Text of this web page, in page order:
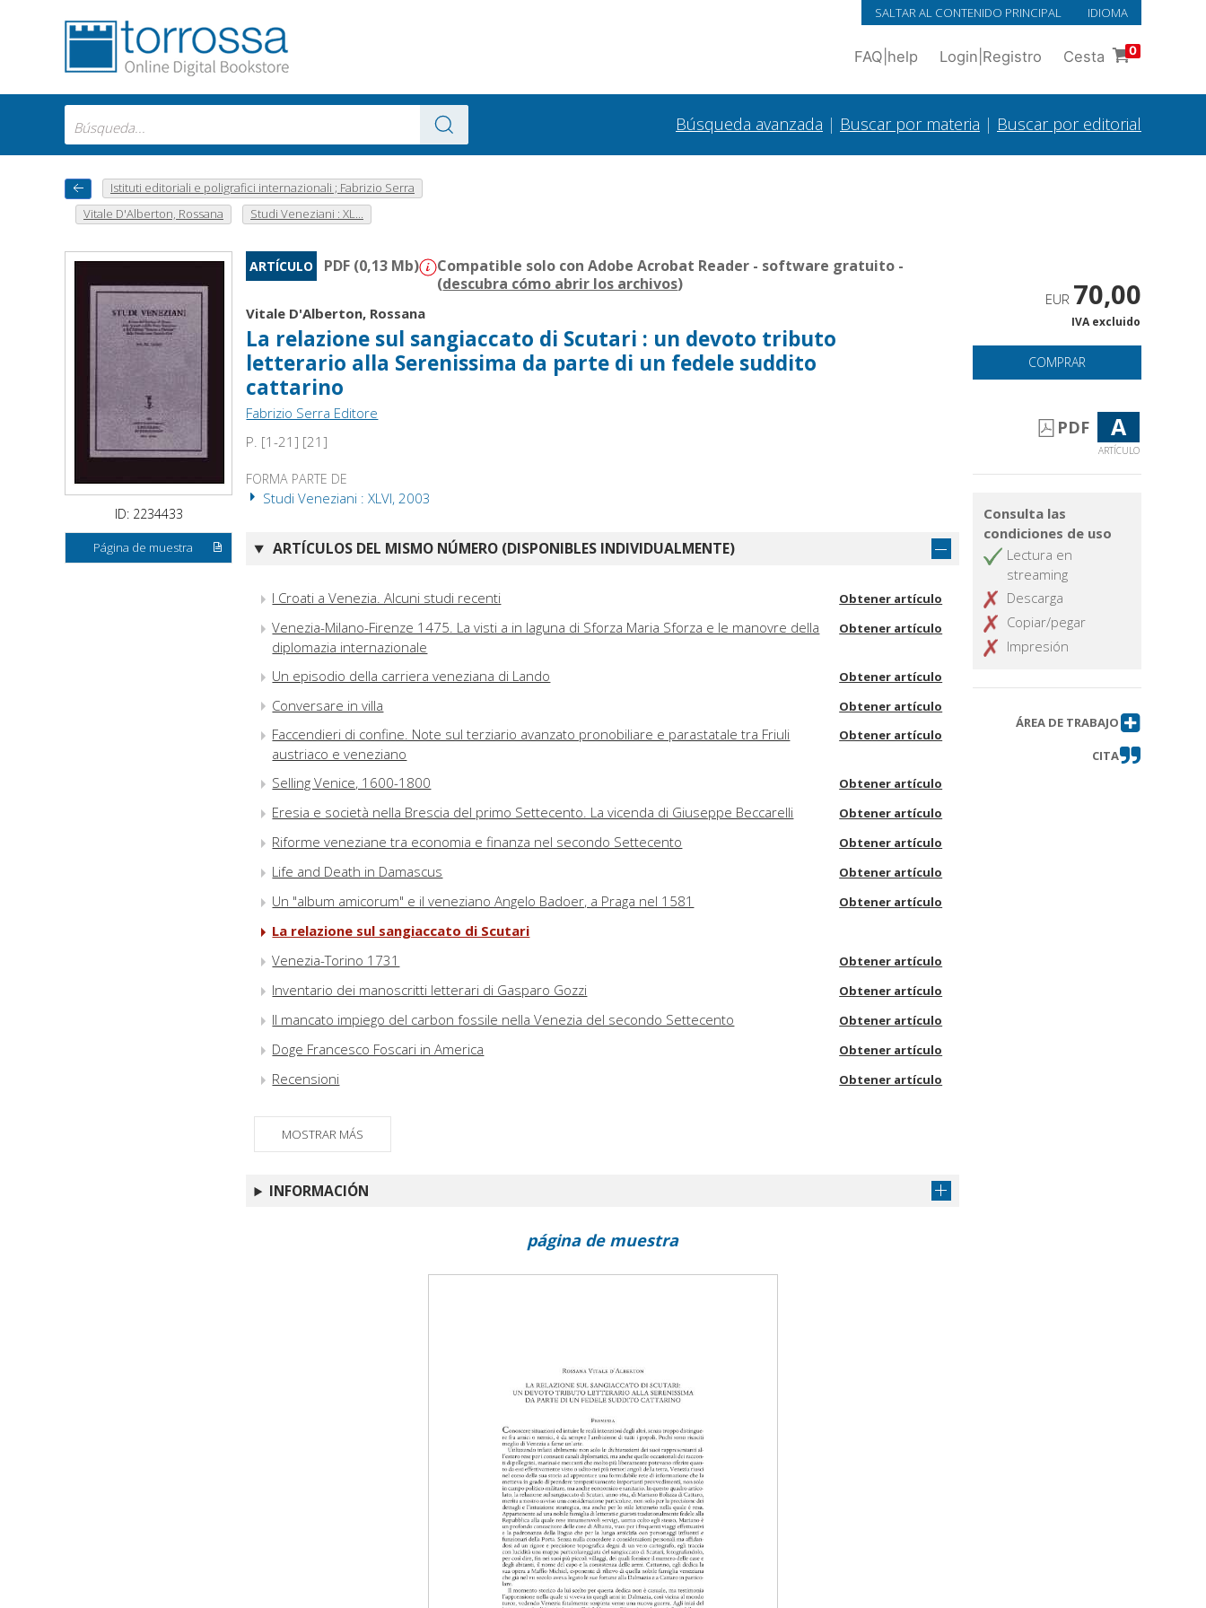
SALTAR AL CONTENIDO PRINCIPAL IDIOMA
FAQ help Login Registro Cesta 0
Búsqueda avanzada | Buscar por materia | Buscar por editorial
Istituti editoriali e poligrafici internazionali ; Fabrizio Serra
Vitale D'Alberton, Rossana
Studi Veneziani : XL...
ID: 2234433
Página de muestra
ARTÍCULO PDF (0,13 Mb)
Compatible solo con Adobe Acrobat Reader - software gratuito -
(descubra cómo abrir los archivos)
Vitale D'Alberton, Rossana
La relazione sul sangiaccato di Scutari : un devoto tributo
letterario alla Serenissima da parte di un fedele suddito
cattarino
Fabrizio Serra Editore
P. [1-21] [21]
FORMA PARTE DE
Studi Veneziani : XLVI, 2003
ARTÍCULOS DEL MISMO NÚMERO (DISPONIBLES INDIVIDUALMENTE)
I Croati a Venezia. Alcuni studi recenti Obtener artículo
Venezia-Milano-Firenze 1475. La visti a in laguna di Sforza Maria Sforza e le manovre della
diplomazia internazionale
Obtener artículo
Un episodio della carriera veneziana di Lando Obtener artículo
Conversare in villa Obtener artículo
Faccendieri di confine. Note sul terziario avanzato pronobiliare e parastatale tra Friuli
austriaco e veneziano
Obtener artículo
Selling Venice, 1600-1800 Obtener artículo
Eresia e società nella Brescia del primo Settecento. La vicenda di Giuseppe Beccarelli Obtener artículo
Riforme veneziane tra economia e finanza nel secondo Settecento Obtener artículo
Life and Death in Damascus Obtener artículo
Un "album amicorum" e il veneziano Angelo Badoer, a Praga nel 1581 Obtener artículo
La relazione sul sangiaccato di Scutari
Venezia-Torino 1731
Obtener artículo
Inventario dei manoscritti letterari di Gasparo Gozzi Obtener artículo
Il mancato impiego del carbon fossile nella Venezia del secondo Settecento Obtener artículo
Doge Francesco Foscari in America Obtener artículo
Recensioni Obtener artículo
MOSTRAR MÁS
INFORMACIÓN
EUR 70,00
IVA excluido
COMPRAR
PDF A
ARTÍCULO
Consulta las
condiciones de uso
Lectura en
streaming
Descarga
Copiar/pegar
Impresión
ÁREA DE TRABAJO
CITA
página de muestra